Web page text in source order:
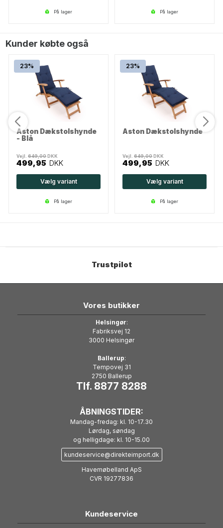
på lager på lager
Kunder købte også
23%
Aston Dækstolshynde
- Blå
Vejl.649,00DKK
499,95 DKK
Vælg variant
på lager
23%
Aston Dækstolshynde
Vejl.649,00DKK
499,95 DKK
Vælg variant
på lager
Trustpilot
Vores butikker
Helsingør:
Fabriksvej 12
3000 Helsingør
Ballerup:
Tempovej 31
2750 Ballerup
Tlf. 8877 8288
ÅBNINGSTIDER:
Mandag-fredag: kl. 10-17.30
Lørdag, søndag
og helligdage: kl. 10-15.00
kundeservice@direkteimport.dk
Havemøbelland ApS
CVR 19277836
Kundeservice